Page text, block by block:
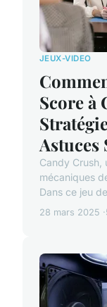
JEUX-VIDEO
Score à
Astuces
Candy Crush,
mécaniques
Dans ce jeu
28 mars 2025